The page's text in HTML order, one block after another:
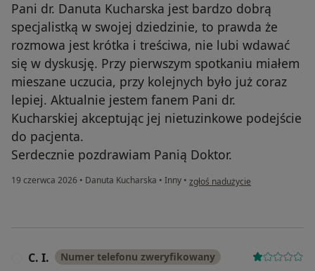
Pani dr. Danuta Kucharska jest bardzo dobrą
specjalistką w swojej dziedzinie, to prawda że
rozmowa jest krótka i treściwa, nie lubi wdawać
się w dyskusję. Przy pierwszym spotkaniu miałem
mieszane uczucia, przy kolejnych było już coraz
lepiej. Aktualnie jestem fanem Pani dr.
Kucharskiej akceptując jej nietuzinkowe podejście
do pacjenta.
Serdecznie pozdrawiam Panią Doktor.
19 czerwca 2026 • Danuta Kucharska • Inny • w opinii użytkownika Marek
zgłoś nadużycie
C. I. Numer telefonu zweryfikowany